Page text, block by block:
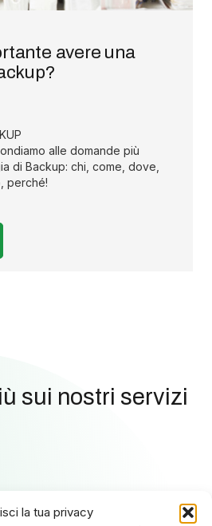
la tua privacy
avere una
alle domande più
di Backup: chi, come, dove,
perché!
sui nostri servizi